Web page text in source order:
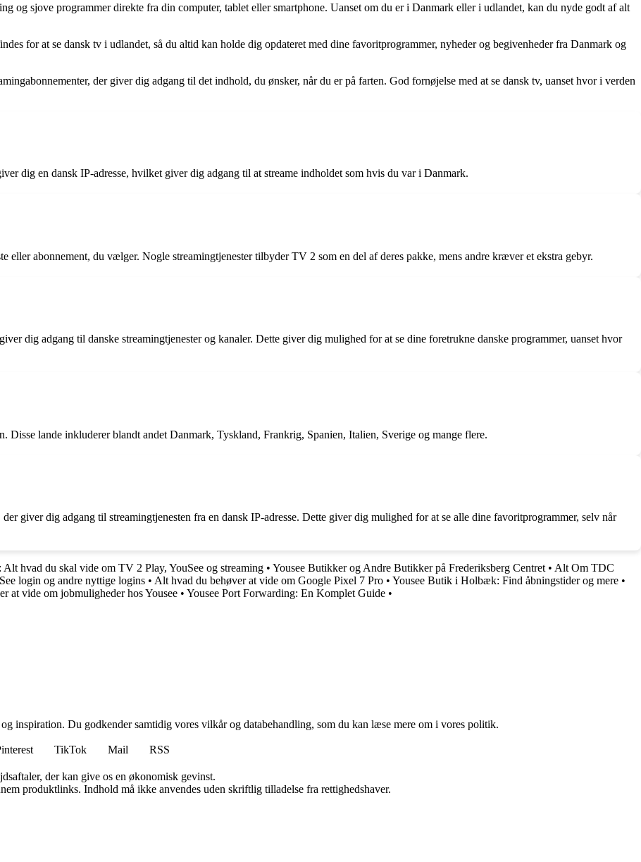
og sjove programmer direkte fra din computer, tablet eller smartphone. Uanset om du er i Danmark eller i udlandet, kan du nyde godt af alt
for at se dansk tv i udlandet, så du altid kan holde dig opdateret med dine favoritprogrammer, nyheder og begivenheder fra Danmark og
der giver dig adgang til det indhold, du ønsker, når du er på farten. God fornøjelse med at se dansk tv, uanset hvor i verden
dig en dansk IP-adresse, hvilket giver dig adgang til at streame indholdet som hvis du var i Danmark.
eller abonnement, du vælger. Nogle streamingtjenester tilbyder TV 2 som en del af deres pakke, mens andre kræver et ekstra gebyr.
dig adgang til danske streamingtjenester og kanaler. Dette giver dig mulighed for at se dine foretrukne danske programmer, uanset hvor
lande inkluderer blandt andet Danmark, Tyskland, Frankrig, Spanien, Italien, Sverige og mange flere.
giver dig adgang til streamingtjenesten fra en dansk IP-adresse. Dette giver dig mulighed for at se alle dine favoritprogrammer, selv når
hvad du skal vide om TV 2 Play, YouSee og streaming • Yousee Butikker og Andre Butikker på Frederiksberg Centret • Alt Om TDC
login og andre nyttige logins • Alt hvad du behøver at vide om Google Pixel 7 Pro • Yousee Butik i Holbæk: Find åbningstider og mere •
at vide om jobmuligheder hos Yousee • Yousee Port Forwarding: En Komplet Guide •
inspiration. Du godkender samtidig vores vilkår og databehandling, som du kan læse mere om i vores politik.
TikTok Mail
RSS
der kan give os en økonomisk gevinst.
produktlinks. Indhold må ikke anvendes uden skriftlig tilladelse fra rettighedshaver.